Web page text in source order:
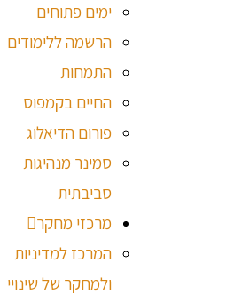
ימים פתוחים
הרשמה ללימודים
התמחות
החיים בקמפוס
פורום הדיאלוג
סמינר מנהיגות
סביבתית
מרכזי מחקר
המרכז למדיניות
ולמחקר של שינויי